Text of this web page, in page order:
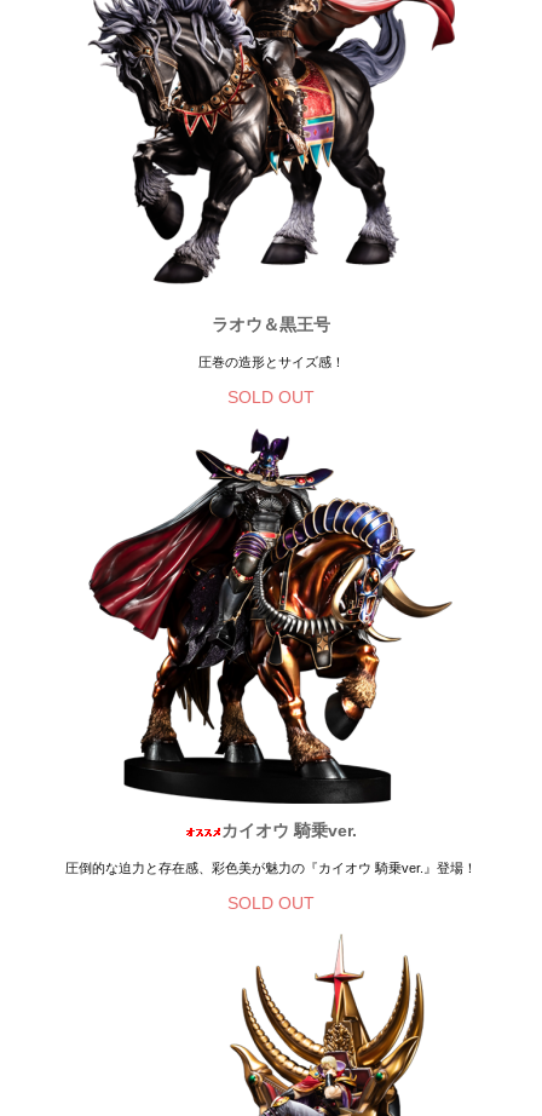
ラオウ＆黒王号
圧巻の造形とサイズ感！
SOLD OUT
カイオウ 騎乗ver.
圧倒的な迫力と存在感、彩色美が魅力の『カイオウ 騎乗ver.』登場！
SOLD OUT